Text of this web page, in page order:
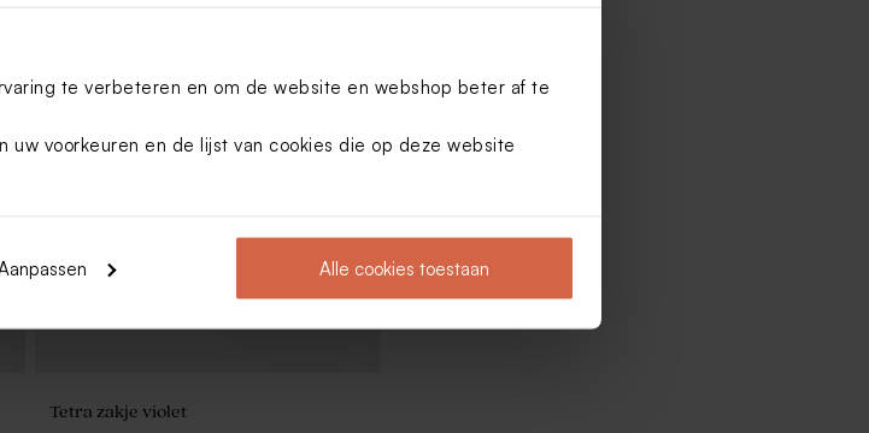
te verbeteren en om de website en webshop beter af te
uw voorkeuren en de lijst van cookies die op deze website
Alle cookies toestaan
Afgerond snoepzakje met strepen en
Afgerond snoepzakje met kleurrijke
Tetra zakje violet